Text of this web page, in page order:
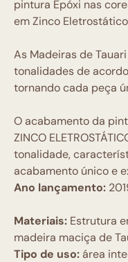
pintura Epóxi nas
em Zinco
As Madeiras de
tonalidades de
tornando cada peça
O acabamento da
ZINCO
tonalidade,
acabamento único e
Ano lançamento:
Materiais: Estrutura
madeira maciça de
Tipo de uso:área